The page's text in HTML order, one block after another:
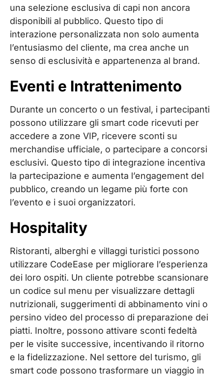
una selezione esclusiva di capi non ancora
disponibili al pubblico. Questo tipo di
interazione personalizzata non solo aumenta
l’entusiasmo del cliente, ma crea anche un
senso di esclusività e appartenenza al brand.
Eventi e Intrattenimento
Durante un concerto o un festival, i partecipanti
possono utilizzare gli smart code ricevuti per
accedere a zone VIP, ricevere sconti su
merchandise ufficiale, o partecipare a concorsi
esclusivi. Questo tipo di integrazione incentiva
la partecipazione e aumenta l’engagement del
pubblico, creando un legame più forte con
l’evento e i suoi organizzatori.
Hospitality
Ristoranti, alberghi e villaggi turistici possono
utilizzare CodeEase per migliorare l’esperienza
dei loro ospiti. Un cliente potrebbe scansionare
un codice sul menu per visualizzare dettagli
nutrizionali, suggerimenti di abbinamento vini o
persino video del processo di preparazione dei
piatti. Inoltre, possono attivare sconti fedeltà
per le visite successive, incentivando il ritorno
e la fidelizzazione. Nel settore del turismo, gli
smart code possono trasformare un viaggio in